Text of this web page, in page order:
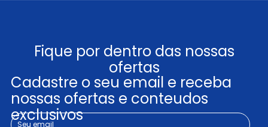
Fique por dentro das nossas
ofertas
Cadastre o seu email e receba
nossas ofertas e conteudos
exclusivos